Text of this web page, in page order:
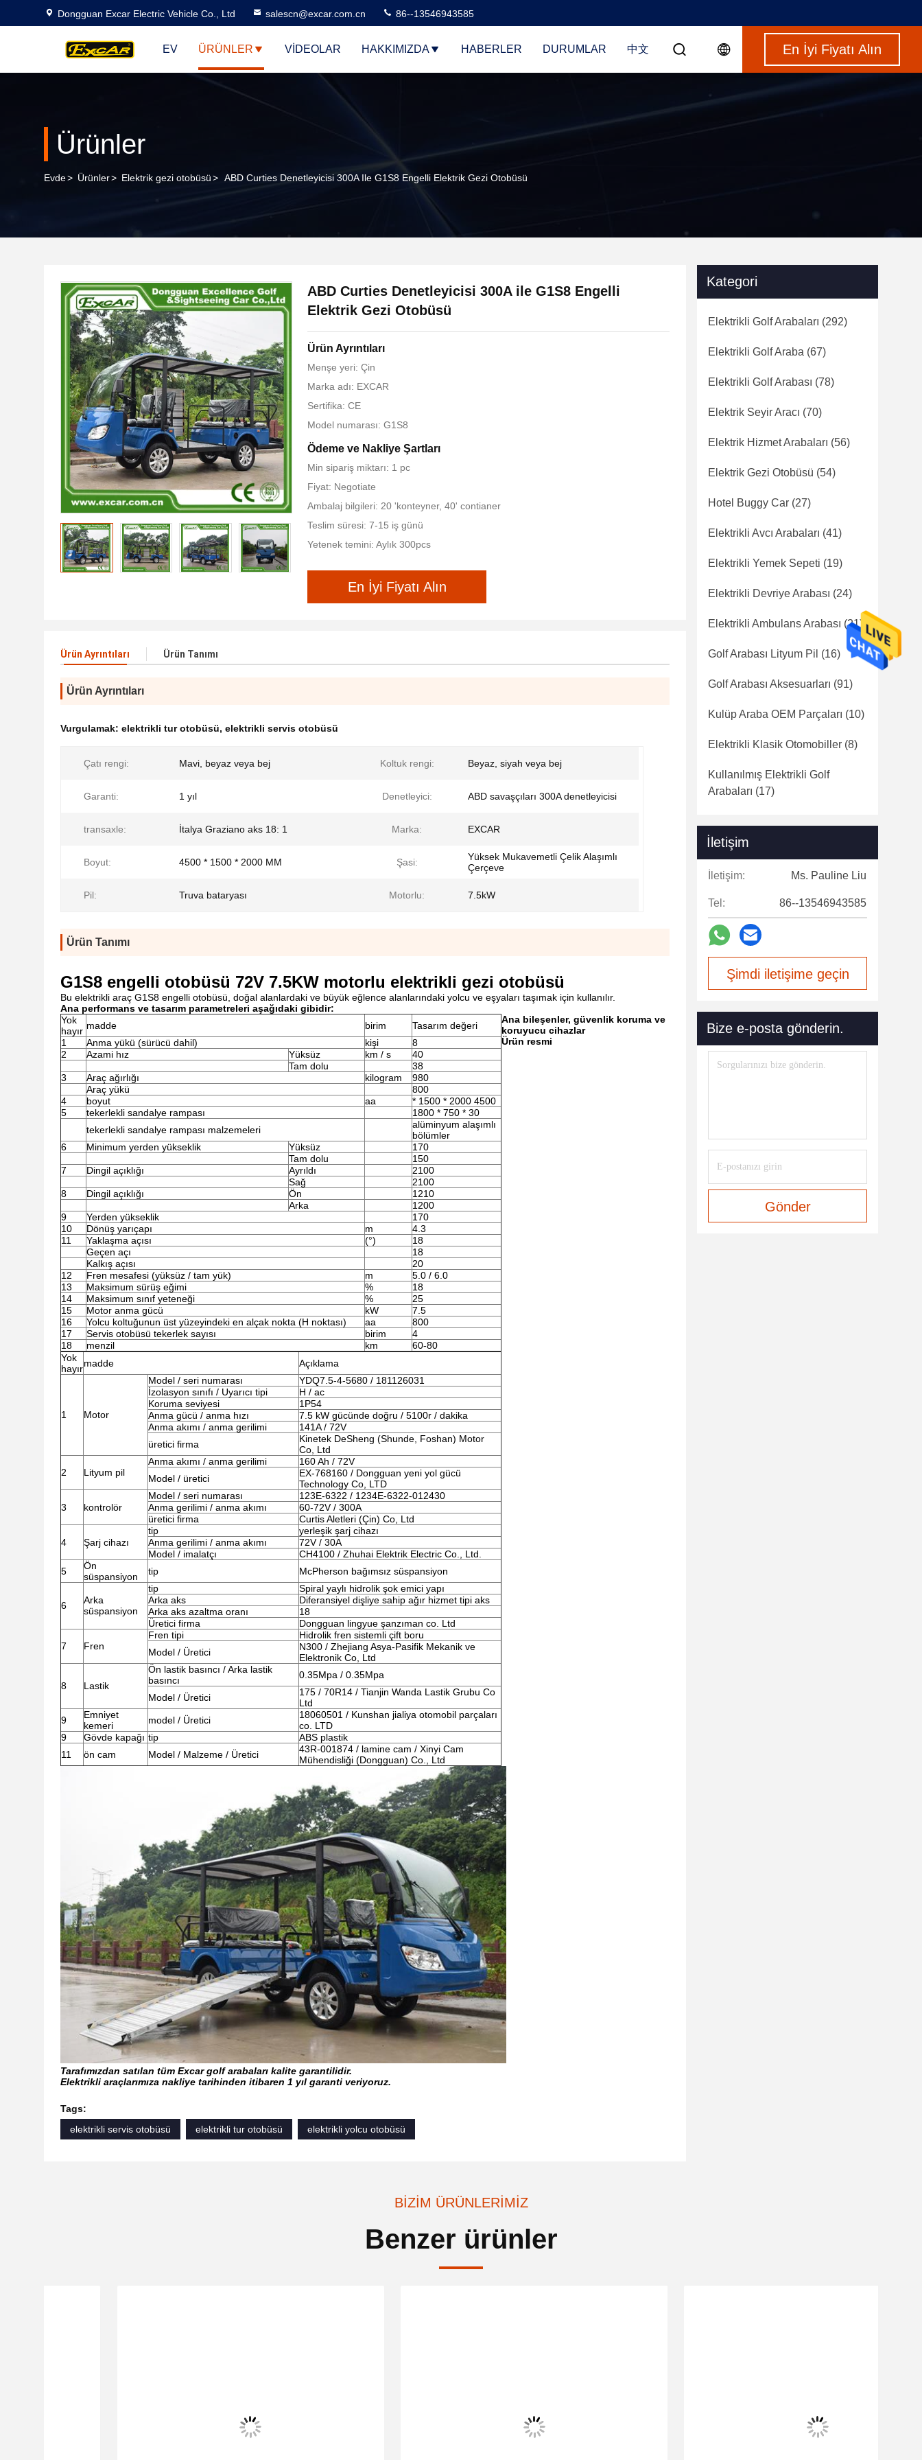
Dongguan Excar Electric Vehicle Co., Ltd salescn@excar.com.cn 86--13546943585
EV ÜRÜNLER VIDEOLAR HAKKIMIZDA HABERLER DURUMLAR 中文 En İyi Fiyatı Alın
Ürünler
Evde> Ürünler> Elektrik gezi otobüsü> ABD Curties Denetleyicisi 300A Ile G1S8 Engelli Elektrik Gezi Otobüsü
ABD Curties Denetleyicisi 300A ile G1S8 Engelli
Elektrik Gezi Otobüsü
Ürün Ayrıntıları
Menşe yeri: Çin
Marka adı: EXCAR
Sertifika: CE
Model numarası: G1S8
Ödeme ve Nakliye Şartları
Min sipariş miktarı: 1 pc
Fiyat: Negotiate
Ambalaj bilgileri: 20 'konteyner, 40' contianer
Teslim süresi: 7-15 iş günü
Yetenek temini: Aylık 300pcs
En İyi Fiyatı Alın
Ürün Ayrıntıları Ürün Tanımı
Ürün Ayrıntıları
Vurgulamak: elektrikli tur otobüsü, elektrikli servis otobüsü
Çatı rengi: Mavi, beyaz veya bej Koltuk rengi: Beyaz, siyah veya bej
Garanti: 1 yıl Denetleyici: ABD savaşçıları 300A denetleyicisi
transaxle: İtalya Graziano aks 18: 1 Marka: EXCAR
Boyut: 4500 * 1500 * 2000 MM Şasi:
Yüksek Mukavemetli Çelik Alaşımlı
Çerçeve
Pil: Truva bataryası Motorlu: 7.5kW
Ürün Tanımı
G1S8 engelli otobüsü 72V 7.5KW motorlu elektrikli gezi otobüsü
Bu elektrikli araç G1S8 engelli otobüsü, doğal alanlardaki ve büyük eğlence alanlarındaki yolcu ve eşyaları taşımak için kullanılır.
Ana performans ve tasarım parametreleri aşağıdaki gibidir:
Yok
hayır madde birim
Tasarım değeri
1
Anma yükü (sürücü dahil) kişi
8
2
Azami hız Yüksüz km / s
40
Tam dolu
38
3
Araç ağırlığı kilogram
980
Araç yükü
800
4
boyut aa
* 1500 * 2000 4500
5
tekerlekli sandalye rampası
1800 * 750 * 30
tekerlekli sandalye rampası malzemeleri
alüminyum alaşımlı
bölümler
6
Minimum yerden yükseklik Yüksüz
170
Tam dolu
150
7
Dingil açıklığı Ayrıldı
2100
Sağ
2100
8
Dingil açıklığı Ön
1210
Arka
1200
9
Yerden yükseklik
170
10
Dönüş yarıçapı m
4.3
11
Yaklaşma açısı (°)
18
Geçen açı
18
Kalkış açısı
20
12
Fren mesafesi (yüksüz / tam yük) m
5.0 / 6.0
13
Maksimum sürüş eğimi %
18
14
Maksimum sınıf yeteneği %
25
15
Motor anma gücü kW
7.5
16
Yolcu koltuğunun üst yüzeyindeki en alçak nokta (H noktası) aa
800
17
Servis otobüsü tekerlek sayısı birim
4
18
menzil km 60-80
Ana bileşenler, güvenlik koruma ve
koruyucu cihazlar
Yok
hayırmadde Açıklama
1 Motor
Model / seri numarası
YDQ7.5-4-5680 / 181126031
İzolasyon sınıfı / Uyarıcı tipi
H / ac
Koruma seviyesi
1P54
Anma gücü / anma hızı
7.5 kW gücünde doğru / 5100r / dakika
Anma akımı / anma gerilimi
141A / 72V
üretici firma
Kinetek DeSheng (Shunde, Foshan) Motor
Co, Ltd
2 Lityum pil
Anma akımı / anma gerilimi
160 Ah / 72V
Model / üretici
EX-768160 / Dongguan yeni yol gücü
Technology Co, LTD
3 kontrolör
Model / seri numarası
123E-6322 / 1234E-6322-012430
Anma gerilimi / anma akımı
60-72V / 300A
üretici firma
Curtis Aletleri (Çin) Co, Ltd
4 Şarj cihazı
tip
yerleşik şarj cihazı
Anma gerilimi / anma akımı
72V / 30A
Model / imalatçı
CH4100 / Zhuhai Elektrik Electric Co., Ltd.
5
Ön
süspansiyon
tip McPherson bağımsız süspansiyon
6
Arka
süspansiyon
tip
Spiral yaylı hidrolik şok emici yapı
Arka aks
Diferansiyel dişliye sahip ağır hizmet tipi aks
Arka aks azaltma oranı
18
Üretici firma
Dongguan lingyue şanzıman co. Ltd
7 Fren
Fren tipi
Hidrolik fren sistemli çift boru
Model / Üretici
N300 / Zhejiang Asya-Pasifik Mekanik ve
Elektronik Co, Ltd
8 Lastik
Ön lastik basıncı / Arka lastik
basıncı
0.35Mpa / 0.35Mpa
Model / Üretici
175 / 70R14 / Tianjin Wanda Lastik Grubu Co
Ltd
9
Emniyet
kemeri
model / Üretici
18060501 / Kunshan jialiya otomobil parçaları
co. LTD
9
Gövde kapağı tip
ABS plastik
11
ön cam Model / Malzeme / Üretici
43R-001874 / lamine cam / Xinyi Cam
Mühendisliği (Dongguan) Co., Ltd
Ürün resmi
Tarafımızdan satılan tüm Excar golf arabaları kalite garantilidir.
Elektrikli araçlarımıza nakliye tarihinden itibaren 1 yıl garanti veriyoruz.
Tags:
elektrikli servis otobüsü
elektrikli tur otobüsü elektrikli yolcu otobüsü
Kategori
Elektrikli Golf Arabaları (292)
Elektrikli Golf Araba (67)
Elektrikli Golf Arabası (78)
Elektrik Seyir Aracı (70)
Elektrik Hizmet Arabaları (56)
Elektrik Gezi Otobüsü (54)
Hotel Buggy Car (27)
Elektrikli Avcı Arabaları (41)
Elektrikli Yemek Sepeti (19)
Elektrikli Devriye Arabası (24)
Elektrikli Ambulans Arabası (21)
Golf Arabası Lityum Pil (16)
Golf Arabası Aksesuarları (91)
Kulüp Araba OEM Parçaları (10)
Elektrikli Klasik Otomobiller (8)
Kullanılmış Elektrikli Golf
Arabaları (17)
İletişim
İletişim: Ms. Pauline Liu
Tel: 86--13546943585
Şimdi iletişime geçin
Bize e-posta gönderin.
Gönder
BIZIM ÜRÜNLERIMIZ
Benzer ürünler